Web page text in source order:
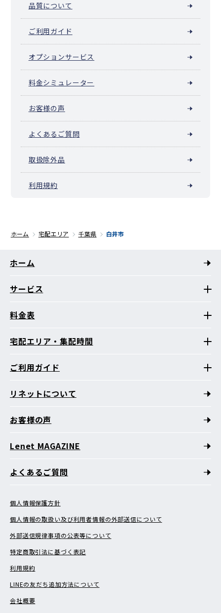
品質について
ご利用ガイド
オプションサービス
料金シミュレーター
お客様の声
よくあるご質問
取扱除外品
利用規約
ホーム 宅配エリア 千葉県 白井市
ホーム
サービス
料金表
宅配エリア・集配時間
ご利用ガイド
リネットについて
お客様の声
Lenet MAGAZINE
よくあるご質問
個人情報保護方針
個人情報の取扱い及び利用者情報の外部送信について
外部送信規律事項の公表等について
特定商取引法に基づく表記
利用規約
LINEの友だち追加方法について
会社概要